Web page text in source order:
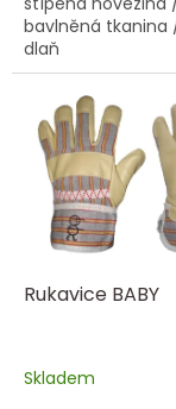
bavlněná tkanina
dlaň
Rukavice BABY
Skladem